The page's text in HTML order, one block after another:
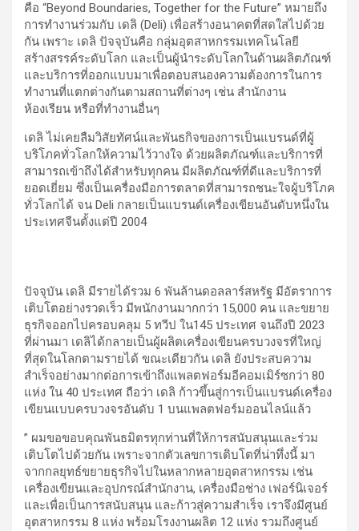
คือ “Beyond Boundaries, Together for the Future” หมายถึง
การทำงานร่วมกับ เดลิ (Deli) เพื่อสร้างอนาคตที่สดใสไปด้วย
กัน เพราะ เดลิ ปัจจุบันคือ กลุ่มอุตสาหกรรมเทคโนโลยี
สร้างสรรค์ระดับโลก และเป็นผู้นำระดับโลกในด้านผลิตภัณฑ์
และบริการที่ออกแบบมาเพื่อตอบสนองความต้องการในการ
ทำงานที่แตกต่างกันตามสถานที่ต่างๆ เช่น สำนักงาน
ห้องเรียน หรือที่ทำงานอื่นๆ
เดลิ ไม่เคยลืมวิสัยทัศน์และพันธกิจของการเป็นแบรนด์ที่ผู้
บริโภคทั่วโลกให้ความไว้วางใจ ด้วยผลิตภัณฑ์และบริการที่
สามารถเข้าถึงได้สำหรับทุกคน มีผลิตภัณฑ์ที่ดีและบริการที่
ยอดเยี่ยม ซึ่งเป็นเครื่องมือการตลาดที่สามารถชนะใจผู้บริโภค
ทั่วโลกได้ จน Deli กลายเป็นแบรนด์เครื่องเขียนอันดับหนึ่งใน
ประเทศจีนตั้งแต่ปี 2004
ปัจจุบัน เดลิ มีรายได้รวม 6 พันล้านดอลลาร์สหรัฐ มีอัตราการ
เติบโตอย่างรวดเร็ว มีพนักงานมากกว่า 15,000 คน และขยาย
ธุรกิจออกไปครอบคลุม 5 ทวีป ใน145 ประเทศ จนถึงปี 2023
ที่ผ่านมา เดลิได้กลายเป็นผู้ผลิตเครื่องเขียนครบวงจรที่ใหญ่
ที่สุดในโลกตามรายได้ ขณะเดียวกัน เดลิ ยังประสบความ
สำเร็จอย่างมากต่อการเข้าถึงแพลตฟอร์มอีคอมเมิร์ซกว่า 80
แห่ง ใน 40 ประเทศ ถือว่า เดลิ ก้าวขึ้นสู่การเป็นแบรนด์เครื่อง
เขียนแบบครบวงจรอันดับ 1 บนแพลตฟอร์มออนไลน์แล้ว
” ผมขอขอบคุณพันธมิตรทุกท่านที่ให้การสนับสนุนและร่วม
เติบโตไปด้วยกัน เพราะจากตัวเลขการเติบโตที่น่าทึ่งนี้ มา
จากกลยุทธ์ขยายธุรกิจไปในหลากหลายอุตสาหกรรม เช่น
เครื่องเขียนและอุปกรณ์สำนักงาน, เครื่องมือช่าง เฟอร์นิเจอร์
และเพื่อเป็นการสนับสนุน และก้าวสู่ความสำเร็จ เราจึงมีศูนย์
อุตสาหกรรม 8 แห่ง พร้อมโรงงานผลิต 12 แห่ง รวมถึงศูนย์